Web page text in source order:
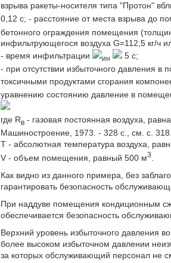
взрыва ракеты-носителя типа "Протон"
0,12 с; - расстояние от места взрыва до
бетонного ограждения помещения
инфильтрующегося воздуха G=112,5 кг/ч
- время инфильтрации
ин
5 с;
- при отсутствии избыточного давления в
токсичными продуктами сгорания
уравнению состоянию давление в
где Rв - газовая постоянная воздуха,
Машиностроение, 1973. - 328 с., см. с.
Т - абсолютная температура воздуха,
V - объем помещения, равный 500 м3
Как видно из данного примера, без
гарантировать безопасность
При наддуве помещения кондиционным
обеспечивается безопасность
Верхний уровень избыточного давления
более высоком избыточном давлении
за которых обслуживающий персонал не